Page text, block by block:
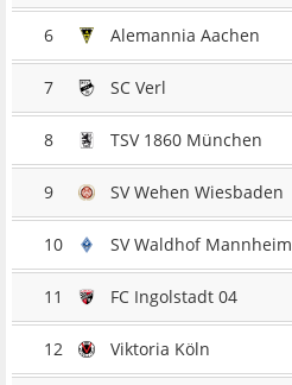
6 Alemannia Aachen
7 SC Verl
8 TSV 1860 München
9 SV Wehen Wiesbaden
10 SV Waldhof Mannheim
11 FC Ingolstadt 04
12 Viktoria Köln